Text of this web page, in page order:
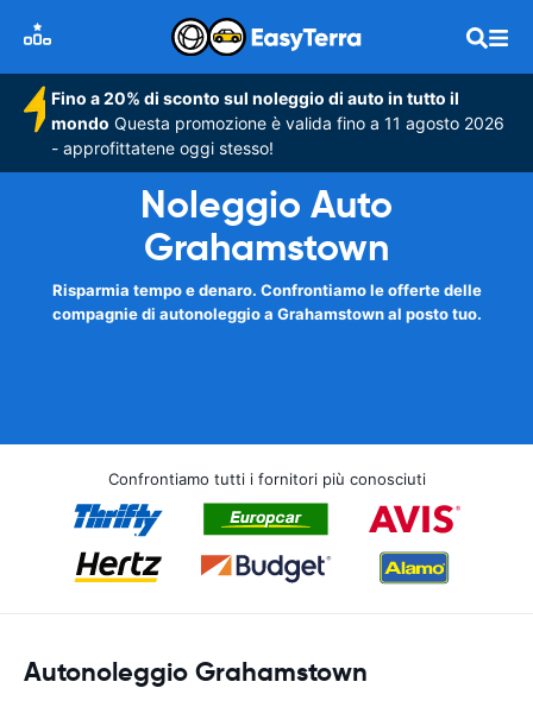
Fino a 20% di sconto sul noleggio di auto in tutto il
mondo Questa promozione è valida fino a 11 agosto 2026
- approfittatene oggi stesso!
Noleggio Auto
Grahamstown
Risparmia tempo e denaro. Confrontiamo le offerte delle
compagnie di autonoleggio a Grahamstown al posto tuo.
Confrontiamo tutti i fornitori più conosciuti
Autonoleggio Grahamstown